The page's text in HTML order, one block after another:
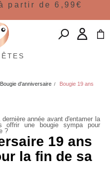
partir de 6,99€
Bougie d'anniversaire Bougie 19 ans
année avant d'entamer la
offrir une bougie sympa pour
?
19 ans
la fin de sa